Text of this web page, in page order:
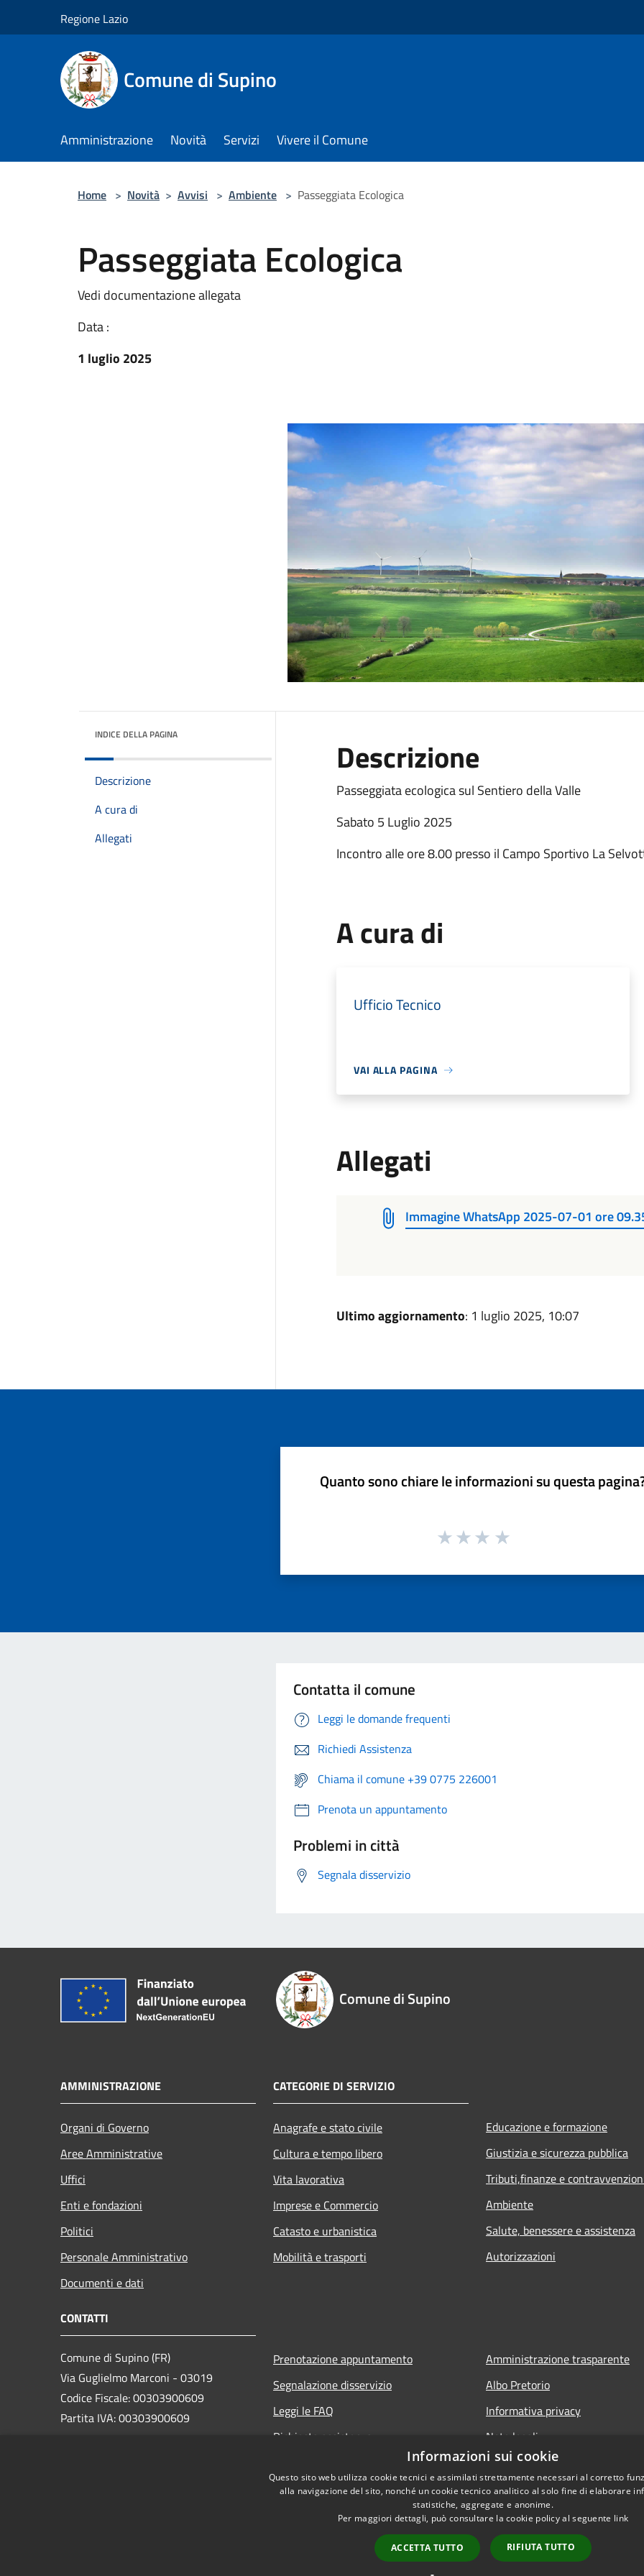
Regione Lazio
Comune di Supino
Amministrazione Novità Servizi Vivere il Comune
Home > Novità > Avvisi > Ambiente > Passeggiata Ecologica
Passeggiata Ecologica
Vedi documentazione allegata
Data :
1 luglio 2025
INDICE DELLA PAGINA
Descrizione
A cura di
Allegati
Descrizione
Passeggiata ecologica sul Sentiero della Valle
Sabato 5 Luglio 2025
Incontro alle ore 8.00 presso il Campo Sportivo La
A cura di
Ufficio Tecnico
VAI ALLA PAGINA
Allegati
Immagine WhatsApp 2025-07-01 ore
Ultimo aggiornamento: 1 luglio 2025, 10:07
Quanto sono chiare le informazioni su questa
Contatta il comune
Leggi le domande frequenti
Richiedi Assistenza
Chiama il comune +39 0775 226001
Prenota un appuntamento
Problemi in città
Segnala disservizio
Comune di Supino
AMMINISTRAZIONE
Organi di Governo
Aree Amministrative
Uffici
Enti e fondazioni
Politici
Personale Amministrativo
Documenti e dati
CATEGORIE DI SERVIZIO
Anagrafe e stato civile
Cultura e tempo libero
Vita lavorativa
Imprese e Commercio
Catasto e urbanistica
Mobilità e trasporti
Educazione e formazione
Giustizia e sicurezza pubblica
Tributi,finanze e
Ambiente
Salute, benessere e assistenza
Autorizzazioni
CONTATTI
Comune di Supino (FR)
Via Guglielmo Marconi - 03019
Codice Fiscale: 00303900609
Partita IVA: 00303900609
Prenotazione appuntamento
Segnalazione disservizio
Leggi le FAQ
Richiesta assistenza
Amministrazione trasparente
Albo Pretorio
Informativa privacy
Note legali
Dichiarazione di accessibilità
Informazioni sui cookie
Questo sito web utilizza cookie tecnici e assimilati strettamente necessari al corretto
alla navigazione del sito, nonché un cookie tecnico analitico al solo fine di elaborare
statistiche, aggregate e anonime.
Per maggiori dettagli, può consultare la cookie policy al seguente link
ACCETTA TUTTO RIFIUTA TUTTO